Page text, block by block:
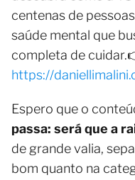
centenas de
saúde mental que
completa de
https://
Espero que o
passa: será que a
de grande valia,
bom quanto na